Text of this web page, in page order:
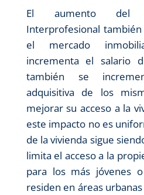
El aumento del
Interprofesional
el mercado
incrementa el salario
también se
adquisitiva de los
mejorar su acceso a la
este impacto no es
de la vivienda sigue
limita el acceso a la
para los más jóvenes
residen en áreas